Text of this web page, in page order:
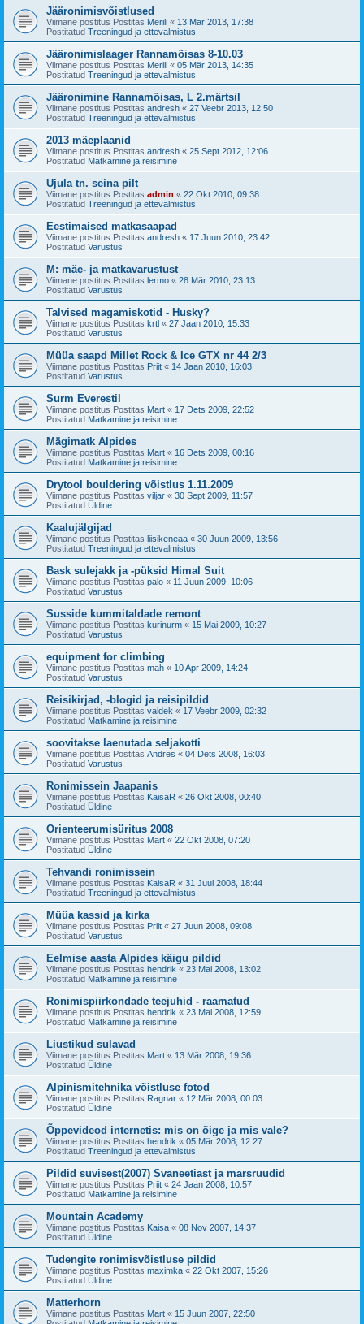
Jääronimisvõistlused
Viimane postitus Postitas Merili « 13 Mär 2013, 17:38
Postitatud Treeningud ja ettevalmistus
Jääronimislaager Rannamõisas 8-10.03
Viimane postitus Postitas Merili « 05 Mär 2013, 14:35
Postitatud Treeningud ja ettevalmistus
Jääronimine Rannamõisas, L 2.märtsil
Viimane postitus Postitas andresh « 27 Veebr 2013, 12:50
Postitatud Treeningud ja ettevalmistus
2013 mäeplaanid
Viimane postitus Postitas andresh « 25 Sept 2012, 12:06
Postitatud Matkamine ja reisimine
Ujula tn. seina pilt
Viimane postitus Postitas admin « 22 Okt 2010, 09:38
Postitatud Treeningud ja ettevalmistus
Eestimaised matkasaapad
Viimane postitus Postitas andresh « 17 Juun 2010, 23:42
Postitatud Varustus
M: mäe- ja matkavarustust
Viimane postitus Postitas lermo « 28 Mär 2010, 23:13
Postitatud Varustus
Talvised magamiskotid - Husky?
Viimane postitus Postitas krtl « 27 Jaan 2010, 15:33
Postitatud Varustus
Müüa saapd Millet Rock & Ice GTX nr 44 2/3
Viimane postitus Postitas Priit « 14 Jaan 2010, 16:03
Postitatud Varustus
Surm Everestil
Viimane postitus Postitas Mart « 17 Dets 2009, 22:52
Postitatud Matkamine ja reisimine
Mägimatk Alpides
Viimane postitus Postitas Mart « 16 Dets 2009, 00:16
Postitatud Matkamine ja reisimine
Drytool bouldering võistlus 1.11.2009
Viimane postitus Postitas viljar « 30 Sept 2009, 11:57
Postitatud Üldine
Kaalujälgijad
Viimane postitus Postitas liisikeneaa « 30 Juun 2009, 13:56
Postitatud Treeningud ja ettevalmistus
Bask sulejakk ja -püksid Himal Suit
Viimane postitus Postitas palo « 11 Juun 2009, 10:06
Postitatud Varustus
Susside kummitaldade remont
Viimane postitus Postitas kurinurm « 15 Mai 2009, 10:27
Postitatud Varustus
equipment for climbing
Viimane postitus Postitas mah « 10 Apr 2009, 14:24
Postitatud Varustus
Reisikirjad, -blogid ja reisipildid
Viimane postitus Postitas valdek « 17 Veebr 2009, 02:32
Postitatud Matkamine ja reisimine
soovitakse laenutada seljakotti
Viimane postitus Postitas Andres « 04 Dets 2008, 16:03
Postitatud Varustus
Ronimissein Jaapanis
Viimane postitus Postitas KaisaR « 26 Okt 2008, 00:40
Postitatud Üldine
Orienteerumisüritus 2008
Viimane postitus Postitas Mart « 22 Okt 2008, 07:20
Postitatud Üldine
Tehvandi ronimissein
Viimane postitus Postitas KaisaR « 31 Juul 2008, 18:44
Postitatud Treeningud ja ettevalmistus
Müüa kassid ja kirka
Viimane postitus Postitas Priit « 27 Juun 2008, 09:08
Postitatud Varustus
Eelmise aasta Alpides käigu pildid
Viimane postitus Postitas hendrik « 23 Mai 2008, 13:02
Postitatud Matkamine ja reisimine
Ronimispiirkondade teejuhid - raamatud
Viimane postitus Postitas hendrik « 23 Mai 2008, 12:59
Postitatud Matkamine ja reisimine
Liustikud sulavad
Viimane postitus Postitas Mart « 13 Mär 2008, 19:36
Postitatud Üldine
Alpinismitehnika võistluse fotod
Viimane postitus Postitas Ragnar « 12 Mär 2008, 00:03
Postitatud Üldine
Õppevideod internetis: mis on õige ja mis vale?
Viimane postitus Postitas hendrik « 05 Mär 2008, 12:27
Postitatud Treeningud ja ettevalmistus
Pildid suvisest(2007) Svaneetiast ja marsruudid
Viimane postitus Postitas Priit « 24 Jaan 2008, 10:57
Postitatud Matkamine ja reisimine
Mountain Academy
Viimane postitus Postitas Kaisa « 08 Nov 2007, 14:37
Postitatud Üldine
Tudengite ronimisvõistluse pildid
Viimane postitus Postitas maximka « 22 Okt 2007, 15:26
Postitatud Üldine
Matterhorn
Viimane postitus Postitas Mart « 15 Juun 2007, 22:50